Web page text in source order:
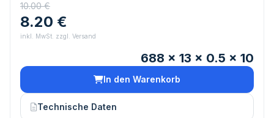
10.00 €
8.20 €
inkl. MwSt. zzgl. Versand
688 x 13 x 0.5 x 10
In den Warenkorb
Technische Daten